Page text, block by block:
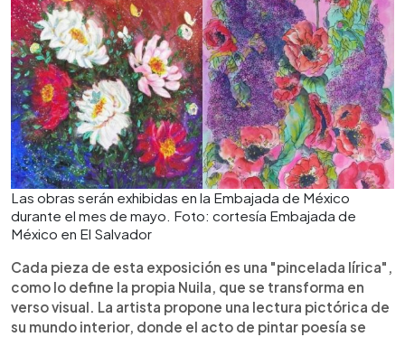
Las obras serán exhibidas en la Embajada de México
durante el mes de mayo. Foto: cortesía Embajada de
México en El Salvador
Cada pieza de esta exposición es una "pincelada lírica",
como lo define la propia Nuila, que se transforma en
verso visual. La artista propone una lectura pictórica de
su mundo interior, donde el acto de pintar poesía se